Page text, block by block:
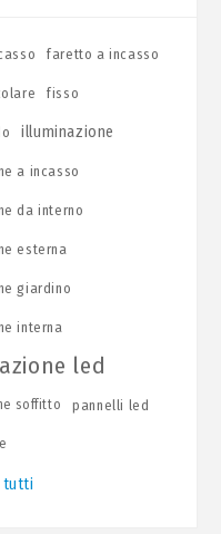
faretto a incasso
fisso
illuminazione
a incasso
da interno
esterna
giardino
interna
led
soffitto pannelli led
tutti